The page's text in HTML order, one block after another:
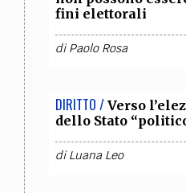
COLLABORA CON NOI
fini elettorali
diPaolo Rosa
DIRITTO / Verso
dello Stato
diLuana Leo